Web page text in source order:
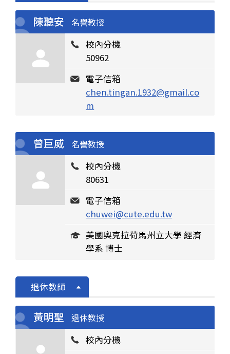
陳聽安 名譽教授
校內分機
50962
電子信箱
chen.tingan.1932@gmail.co
m
曾巨威 名譽教授
校內分機
80631
電子信箱
chuwei@cute.edu.tw
美國奧克拉荷馬州立大學 經濟
學系 博士
退休教師
黃明聖 退休教授
校內分機